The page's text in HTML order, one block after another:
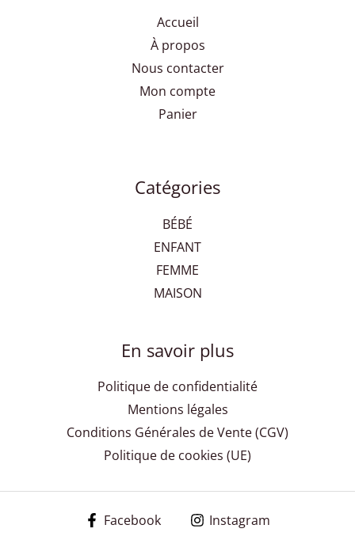
Accueil
À propos
Nous contacter
Mon compte
Panier
Catégories
BÉBÉ
ENFANT
FEMME
MAISON
En savoir plus
Politique de confidentialité
Mentions légales
Conditions Générales de Vente (CGV)
Politique de cookies (UE)
Facebook Instagram